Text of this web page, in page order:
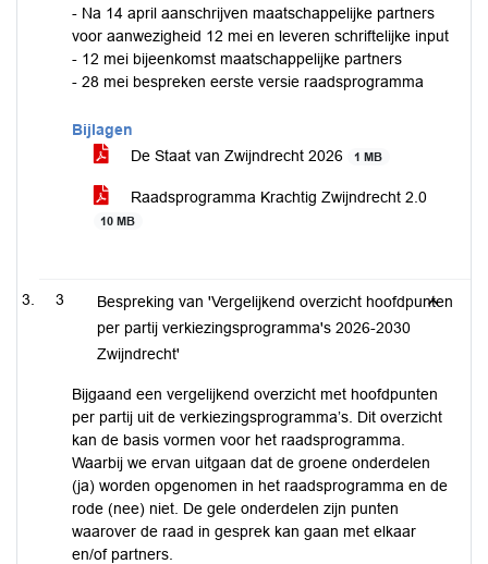
- Na 14 april aanschrijven maatschappelijke partners
voor aanwezigheid 12 mei en leveren schriftelijke input
- 12 mei bijeenkomst maatschappelijke partners
- 28 mei bespreken eerste versie raadsprogramma
Bijlagen
De Staat van Zwijndrecht 2026
1 MB
Raadsprogramma Krachtig Zwijndrecht 2.0
10 MB
3
Bespreking van 'Vergelijkend overzicht hoofdpunten
per partij verkiezingsprogramma's 2026-2030
Zwijndrecht'
Bijgaand een vergelijkend overzicht met hoofdpunten
per partij uit de verkiezingsprogramma’s. Dit overzicht
kan de basis vormen voor het raadsprogramma.
Waarbij we ervan uitgaan dat de groene onderdelen
(ja) worden opgenomen in het raadsprogramma en de
rode (nee) niet. De gele onderdelen zijn punten
waarover de raad in gesprek kan gaan met elkaar
en/of partners.